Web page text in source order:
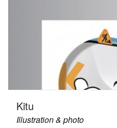
Kitu
Illustration & photo